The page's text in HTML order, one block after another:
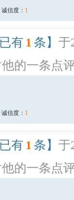
诚信度： 1
已有 1 条】 于
的一条点
诚信度： 1
已有 1 条】 于
的一条点